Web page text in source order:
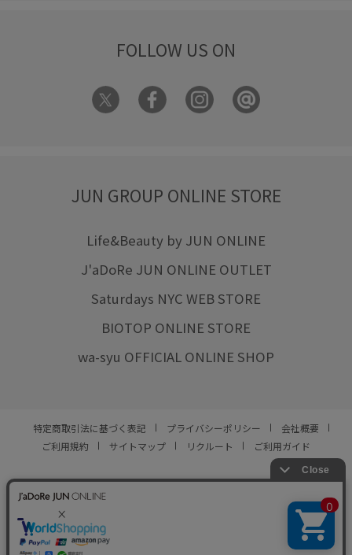
FOLLOW US ON
JUN GROUP ONLINE STORE
Life&Beauty by JUN ONLINE
J'aDoRe JUN ONLINE OUTLET
Saturdays NYC WEB STORE
BIOTOP ONLINE STORE
wa-syu OFFICIAL ONLINE SHOP
特定商取引法に基づく表記 プライバシーポリシー
会社概要
ご利用規約
サイトマップ リクルート ご利用ガイド
© JUN CO.,LTD. ALL RIGHTS RESERVED.